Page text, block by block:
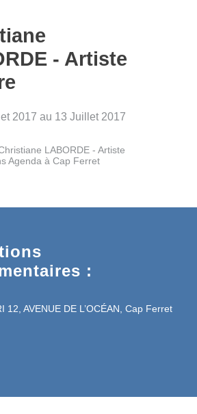
- Artiste
2017 au 13 Juillet 2017
LABORDE - Artiste
Agenda à Cap Ferret
:
12, AVENUE DE L’OCÉAN, Cap Ferret